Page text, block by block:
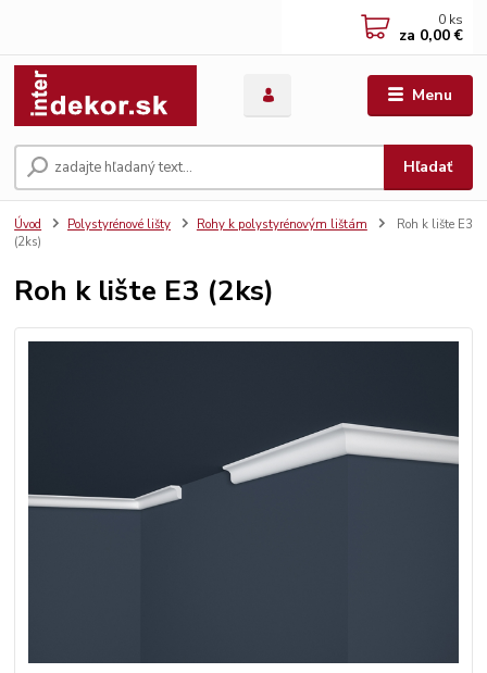
Menu
Hľadať
0 ks
za 0,00 €
Úvod Polystyrénové lišty Rohy k polystyrénovým lištám
Roh k lište E3
(2ks)
Roh k lište E3 (2ks)